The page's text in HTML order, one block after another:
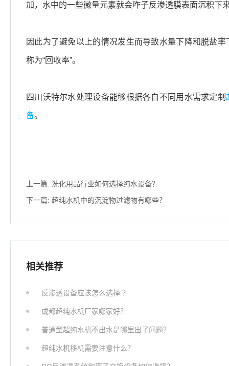
加，水中的一些微量元素就会咋子反渗透膜表面沉积下
因此为了避免以上的情况发生而导致水量下降和脱盐
称为“回收率”。
四川沃特尔水处理设备能够根据各自不同用水需求定制
备。
上一篇: 洗化用品行业如何选择纯水设备？
下一篇: 超纯水机中的沉淀物过滤物有哪些？
相关推荐
反渗透设备应该怎么选择 ？
成都超纯水机厂家哪家好？
普通型超纯水机不出水是哪里出了问题？
超纯水机移机需要注意什么？